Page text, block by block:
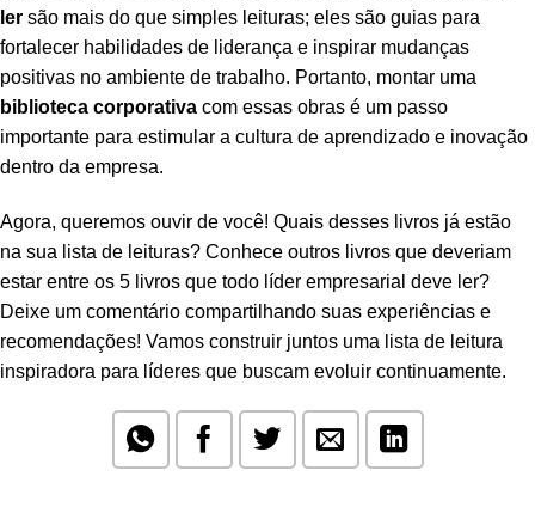
ler são mais do que simples leituras; eles são guias para
fortalecer habilidades de liderança e inspirar mudanças
positivas no ambiente de trabalho. Portanto, montar uma
biblioteca corporativa com essas obras é um passo
importante para estimular a cultura de aprendizado e inovação
dentro da empresa.
Agora, queremos ouvir de você! Quais desses livros já estão
na sua lista de leituras? Conhece outros livros que deveriam
estar entre os 5 livros que todo líder empresarial deve ler?
Deixe um comentário compartilhando suas experiências e
recomendações! Vamos construir juntos uma lista de leitura
inspiradora para líderes que buscam evoluir continuamente.